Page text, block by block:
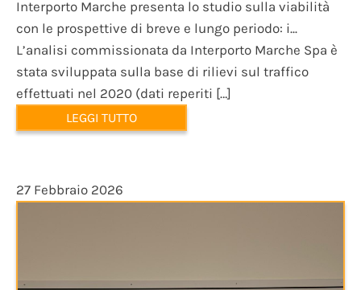
Interporto Marche presenta lo studio sulla viabilità
con le prospettive di breve e lungo periodo: i...
L’analisi commissionata da Interporto Marche Spa è
stata sviluppata sulla base di rilievi sul traffico
effettuati nel 2020 (dati reperiti […]
LEGGI TUTTO
27 Febbraio 2026